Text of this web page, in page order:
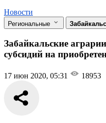
Новости
Региональные
Забайкальские
субсидий на
17 июн 2020, 05:31 18953